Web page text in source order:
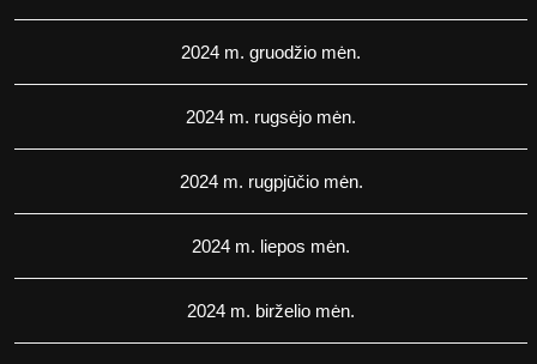
2024 m. gruodžio mėn.
2024 m. rugsėjo mėn.
2024 m. rugpjūčio mėn.
2024 m. liepos mėn.
2024 m. birželio mėn.